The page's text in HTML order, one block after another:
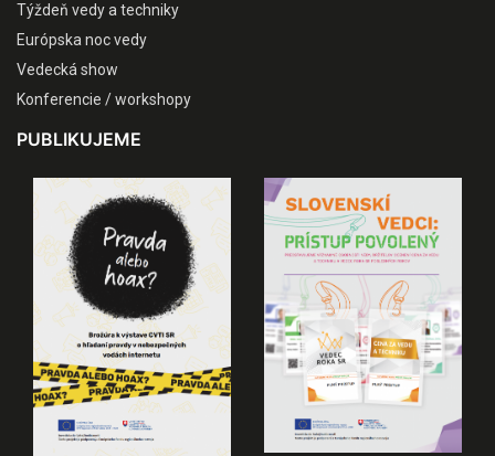
Týždeň vedy a techniky
Európska noc vedy
Vedecká show
Konferencie / workshopy
PUBLIKUJEME